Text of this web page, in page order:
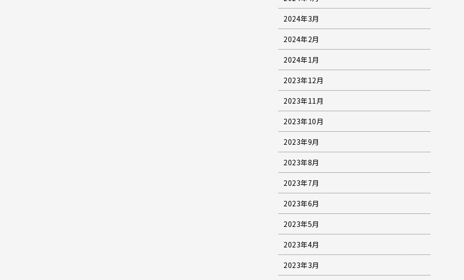
2024年3月
2024年2月
2024年1月
2023年12月
2023年11月
2023年10月
2023年9月
2023年8月
2023年7月
2023年6月
2023年5月
2023年4月
2023年3月